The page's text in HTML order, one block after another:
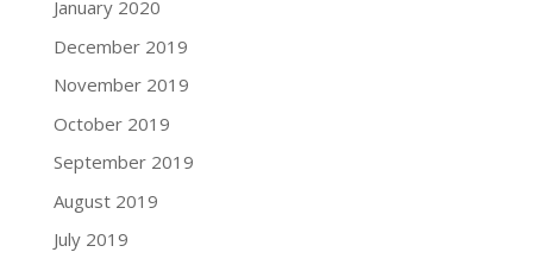
January 2020
December 2019
November 2019
October 2019
September 2019
August 2019
July 2019